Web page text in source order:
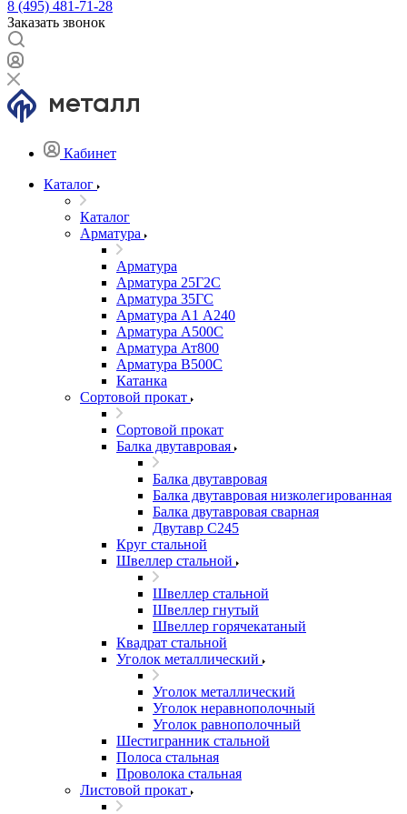
8 (495) 481-71-28
Заказать звонок
Кабинет
Каталог
Каталог
Арматура
Арматура
Арматура 25Г2С
Арматура 35ГС
Арматура А1 А240
Арматура А500С
Арматура Ат800
Арматура В500С
Катанка
Сортовой прокат
Сортовой прокат
Балка двутавровая
Балка двутавровая
Балка двутавровая низколегированная
Балка двутавровая сварная
Двутавр С245
Круг стальной
Швеллер стальной
Швеллер стальной
Швеллер гнутый
Швеллер горячекатаный
Квадрат стальной
Уголок металлический
Уголок металлический
Уголок неравнополочный
Уголок равнополочный
Шестигранник стальной
Полоса стальная
Проволока стальная
Листовой прокат